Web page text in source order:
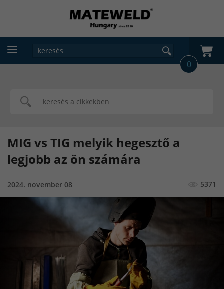
0
MIG vs TIG melyik hegesztő a
legjobb az ön számára
2024. november 08 5371